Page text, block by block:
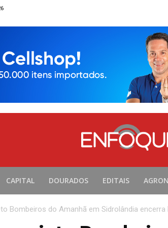
CAPITAL DOURADOS EDITAIS
Bombeiros do Amanhã em Sidrolândia encerra